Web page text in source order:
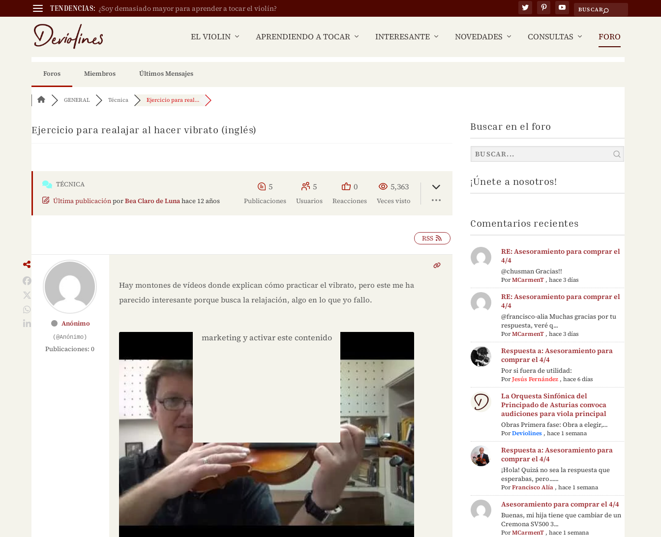
TENDENCIAS: ¿Soy demasiado mayor para aprender a tocar el violín?
EL VIOLIN APRENDIENDO A TOCAR INTERESANTE NOVEDADES CONSULTAS FORO
Foros Miembros Últimos Mensajes
GENERAL Técnica Ejercicio para real...
Ejercicio para realajar al hacer vibrato (inglés)
TÉCNICA
Última publicación por Bea Claro de Luna hace 12 años
5
Publicaciones
5
Usuarios
0
Reacciones
5,363
Veces visto
RSS
Anónimo
(@Anónimo)
Publicaciones: 0
Hay montones de vídeos donde explican cómo practicar el vibrato, pero este me ha
parecido interesante porque busca la relajación, algo en lo que yo fallo.
marketing y activar este contenido
Buscar en el foro
¡Únete a nosotros!
Comentarios recientes
RE: Asesoramiento para comprar el
4/4
@chusman Gracias!!
PorMCarmenT ,hace 3 días
RE: Asesoramiento para comprar el
4/4
@francisco-alia Muchas gracias por tu
respuesta, veré q...
PorMCarmenT ,hace 3 días
Respuesta a: Asesoramiento para
comprar el 4/4
Por si fuera de utilidad:
PorJesús Fernández ,hace 6 días
La Orquesta Sinfónica del
Principado de Asturias convoca
audiciones para viola principal
Obras Primera fase: Obra a elegir,…
PorDeviolines ,hace 1 semana
Respuesta a: Asesoramiento para
comprar el 4/4
¡Hola! Quizá no sea la respuesta que
esperabas, pero......
PorFrancisco Alía ,hace 1 semana
Asesoramiento para comprar el 4/4
Buenas, mi hija tiene que cambiar de un
Cremona SV500 3...
PorMCarmenT ,hace 1 semana